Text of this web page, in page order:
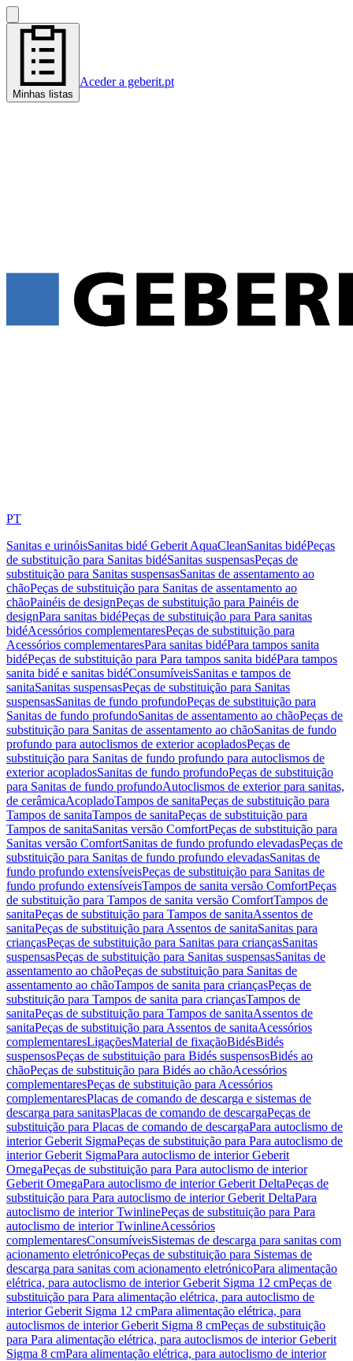
Minhas listas
Aceder a geberit.pt
PT
Sanitas e urinóisSanitas bidé Geberit AquaCleanSanitas bidéPeças
de substituição para Sanitas bidéSanitas suspensasPeças de
substituição para Sanitas suspensasSanitas de assentamento ao
chãoPeças de substituição para Sanitas de assentamento ao
chãoPainéis de designPeças de substituição para Painéis de
designPara sanitas bidéPeças de substituição para Para sanitas
bidéAcessórios complementaresPeças de substituição para
Acessórios complementaresPara sanitas bidéPara tampos sanita
bidéPeças de substituição para Para tampos sanita bidéPara tampos
sanita bidé e sanitas bidéConsumíveisSanitas e tampos de
sanitaSanitas suspensasPeças de substituição para Sanitas
suspensasSanitas de fundo profundoPeças de substituição para
Sanitas de fundo profundoSanitas de assentamento ao chãoPeças de
substituição para Sanitas de assentamento ao chãoSanitas de fundo
profundo para autoclismos de exterior acopladosPeças de
substituição para Sanitas de fundo profundo para autoclismos de
exterior acopladosSanitas de fundo profundoPeças de substituição
para Sanitas de fundo profundoAutoclismos de exterior para sanitas,
de cerâmicaAcopladoTampos de sanitaPeças de substituição para
Tampos de sanitaTampos de sanitaPeças de substituição para
Tampos de sanitaSanitas versão ComfortPeças de substituição para
Sanitas versão ComfortSanitas de fundo profundo elevadasPeças de
substituição para Sanitas de fundo profundo elevadasSanitas de
fundo profundo extensíveisPeças de substituição para Sanitas de
fundo profundo extensíveisTampos de sanita versão ComfortPeças
de substituição para Tampos de sanita versão ComfortTampos de
sanitaPeças de substituição para Tampos de sanitaAssentos de
sanitaPeças de substituição para Assentos de sanitaSanitas para
criançasPeças de substituição para Sanitas para criançasSanitas
suspensasPeças de substituição para Sanitas suspensasSanitas de
assentamento ao chãoPeças de substituição para Sanitas de
assentamento ao chãoTampos de sanita para criançasPeças de
substituição para Tampos de sanita para criançasTampos de
sanitaPeças de substituição para Tampos de sanitaAssentos de
sanitaPeças de substituição para Assentos de sanitaAcessórios
complementaresLigaçõesMaterial de fixaçãoBidésBidés
suspensosPeças de substituição para Bidés suspensosBidés ao
chãoPeças de substituição para Bidés ao chãoAcessórios
complementaresPeças de substituição para Acessórios
complementaresPlacas de comando de descarga e sistemas de
descarga para sanitasPlacas de comando de descargaPeças de
substituição para Placas de comando de descargaPara autoclismo de
interior Geberit SigmaPeças de substituição para Para autoclismo de
interior Geberit SigmaPara autoclismo de interior Geberit
OmegaPeças de substituição para Para autoclismo de interior
Geberit OmegaPara autoclismo de interior Geberit DeltaPeças de
substituição para Para autoclismo de interior Geberit DeltaPara
autoclismo de interior TwinlinePeças de substituição para Para
autoclismo de interior TwinlineAcessórios
complementaresConsumíveisSistemas de descarga para sanitas com
acionamento eletrónicoPeças de substituição para Sistemas de
descarga para sanitas com acionamento eletrónicoPara alimentação
elétrica, para autoclismo de interior Geberit Sigma 12 cmPeças de
substituição para Para alimentação elétrica, para autoclismo de
interior Geberit Sigma 12 cmPara alimentação elétrica, para
autoclismos de interior Geberit Sigma 8 cmPeças de substituição
para Para alimentação elétrica, para autoclismos de interior Geberit
Sigma 8 cmPara alimentação elétrica, para autoclismo de interior